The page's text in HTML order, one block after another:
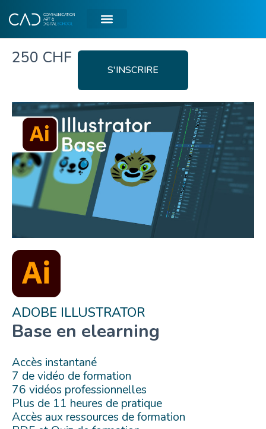
250 CHF
S'INSCRIRE
ADOBE ILLUSTRATOR
Base en elearning
Accès instantané
7 de vidéo de formation
76 vidéos professionnelles
Plus de 11 heures de pratique
Accès aux ressources de formation